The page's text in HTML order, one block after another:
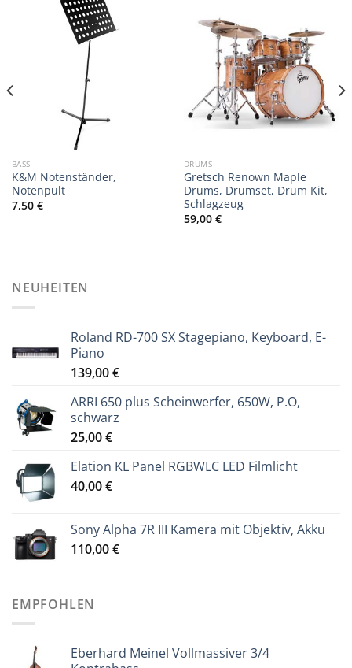
BASS
K&M Notenständer,
Notenpult
7,50 €
DRUMS
Gretsch Renown Maple
Drums, Drumset, Drum Kit,
Schlagzeug
59,00 €
NEUHEITEN
Roland RD-700 SX Stagepiano, Keyboard, E-
Piano
139,00€
ARRI 650 plus Scheinwerfer, 650W, P.O,
schwarz
25,00€
Elation KL Panel RGBWLC LED Filmlicht
40,00€
Sony Alpha 7R III Kamera mit Objektiv, Akku
110,00€
EMPFOHLEN
Eberhard Meinel Vollmassiver 3/4